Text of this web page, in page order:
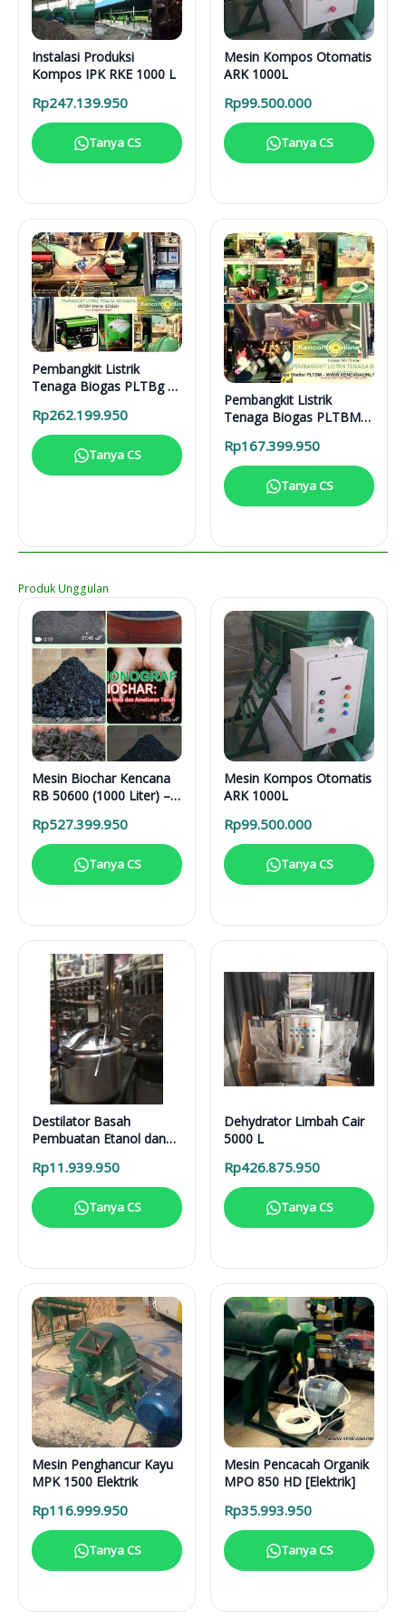
Instalasi Produksi
Kompos IPK RKE 1000 L
Rp247.139.950
Tanya CS
Mesin Kompos Otomatis
ARK 1000L
Rp99.500.000
Tanya CS
Pembangkit Listrik
Tenaga Biogas PLTBg 6-
Rp262.199.950
Tanya CS
Pembangkit Listrik
Tenaga Biogas PLTBM
Rp167.399.950
Tanya CS
Produk Unggulan
Mesin Biochar Kencana
RB 50600 (1000 Liter) –
Lengkap
Rp527.399.950
Tanya CS
Mesin Kompos Otomatis
ARK 1000L
Rp99.500.000
Tanya CS
Destilator Basah
Pembuatan Etanol dan
Rp11.939.950
Tanya CS
Dehydrator Limbah Cair
5000 L
Rp426.875.950
Tanya CS
Mesin Penghancur Kayu
MPK 1500 Elektrik
Rp116.999.950
Tanya CS
Mesin Pencacah Organik
MPO 850 HD [Elektrik]
Rp35.993.950
Tanya CS